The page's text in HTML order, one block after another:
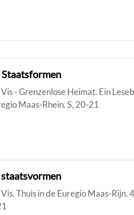
Staatsformen
- Grenzenlose Heimat. Ein
Maas-Rhein. S, 20-21
Thuis in de Euregio Maas-